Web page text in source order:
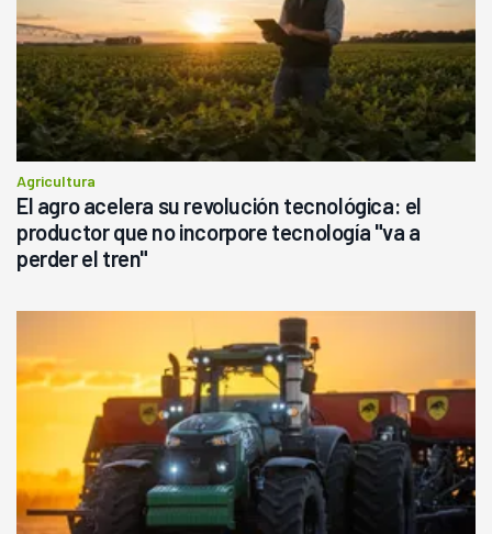
Agricultura
El agro acelera su revolución tecnológica: el
productor que no incorpore tecnología "va a
perder el tren"